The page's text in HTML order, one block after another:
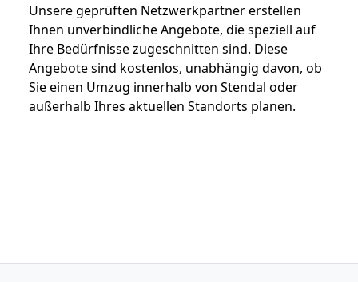
Unsere geprüften Netzwerkpartner erstellen
Ihnen unverbindliche Angebote, die speziell auf
Ihre Bedürfnisse zugeschnitten sind. Diese
Angebote sind kostenlos, unabhängig davon, ob
Sie einen Umzug innerhalb von Stendal oder
außerhalb Ihres aktuellen Standorts planen.